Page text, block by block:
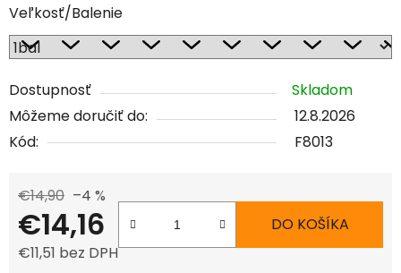
Veľkosť/Balenie
Dostupnosť
Skladom
Môžeme doručiť do:
12.8.2026
Kód:
F8013
€14,90 –4 %
€14,16
€11,51 bez DPH
DO KOŠÍKA